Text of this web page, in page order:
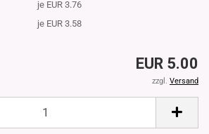
je EUR 3.76
je EUR 3.58
EUR 5.00
zzgl. Versand